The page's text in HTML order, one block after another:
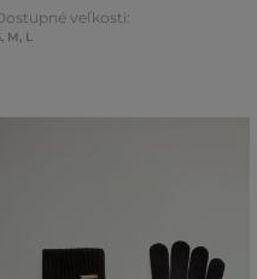
veľkosti:
, M L